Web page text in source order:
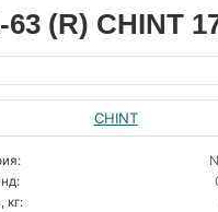
(R) CHINT
CHINT
кг: